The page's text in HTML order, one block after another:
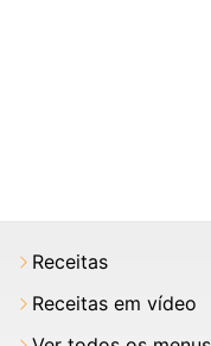
Receitas
Receitas em vídeo